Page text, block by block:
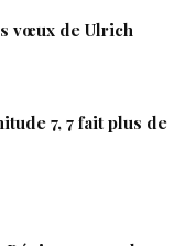
vœux de Ulrich
7, 7 fait plus de